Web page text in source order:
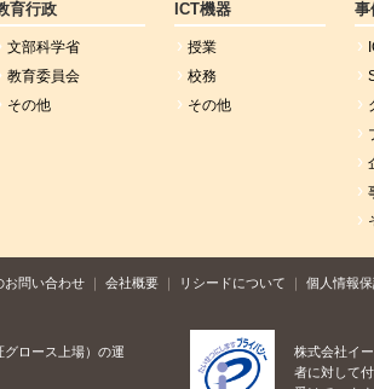
育行政
文部科学省
教育委員会
その他
ICT機器
授業
校務
その他
事
お問い合わせ 会社概要 リシードについて 個人情報
グロース上場）の運
株式会社イ
者に対して